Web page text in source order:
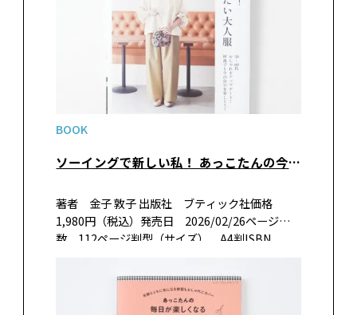
BOOK
ソーイングで新しい私！ あっこたんの今着たい大人服
著者 金子 敦子 出版社 ブティック社価格
1,980円（税込）発売日 2026/02/26ページ
数 112ページ判型（サイズ） A4判ISBN
ブロガー&インスタグラマー「あっこた…